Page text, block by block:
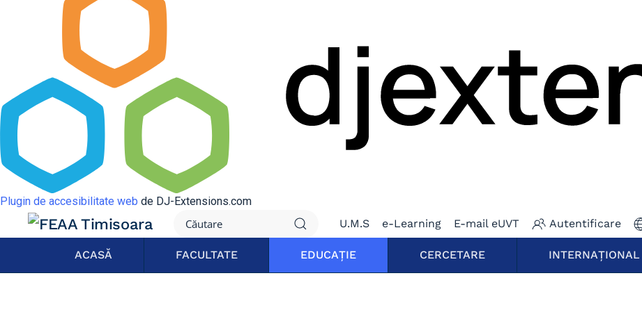
Plugin de accesibilitate web de DJ-Extensions.com
U.M.S e-Learning E-mail eUVT Autentificare
ACASĂ FACULTATE EDUCAȚIE CERCETARE INTERNAȚIONAL